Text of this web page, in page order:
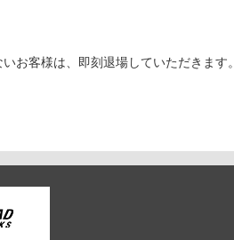
お客様は、即刻退場していただきます。